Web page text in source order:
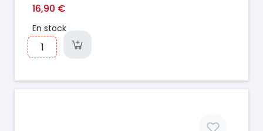
16,90 €
En stock